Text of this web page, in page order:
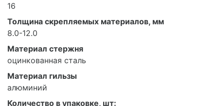
16
Толщина скрепляемых материалов, мм
8.0-12.0
Материал стержня
оцинкованная сталь
Материал гильзы
алюминий
Количество в упаковке, шт: